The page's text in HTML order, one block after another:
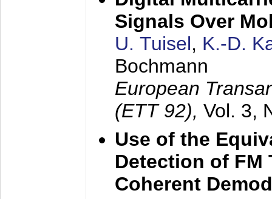
Signals Over
U. Tuisel, K.-D.
Bochmann
European
(ETT 92), Vol. 3,
Use of the
Detection of FM
Coherent